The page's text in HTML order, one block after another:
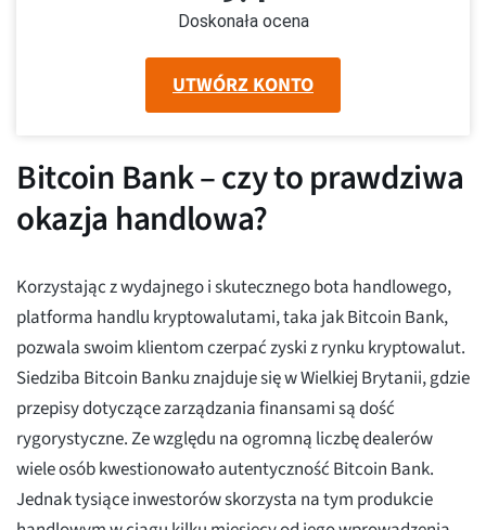
Doskonała ocena
UTWÓRZ KONTO
Bitcoin Bank – czy to prawdziwa
okazja handlowa?
Korzystając z wydajnego i skutecznego bota handlowego,
platforma handlu kryptowalutami, taka jak Bitcoin Bank,
pozwala swoim klientom czerpać zyski z rynku kryptowalut.
Siedziba Bitcoin Banku znajduje się w Wielkiej Brytanii, gdzie
przepisy dotyczące zarządzania finansami są dość
rygorystyczne. Ze względu na ogromną liczbę dealerów
wiele osób kwestionowało autentyczność Bitcoin Bank.
Jednak tysiące inwestorów skorzysta na tym produkcie